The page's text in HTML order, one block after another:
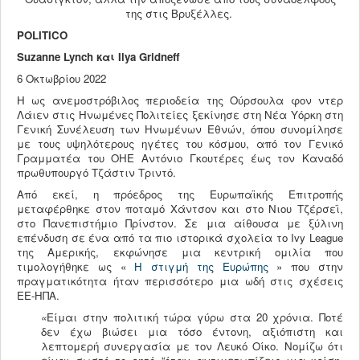
της στις Βρυξέλλες.
POLITICO
Suzanne Lynch και Ilya Gridneff
6 Οκτωβρίου 2022
Η ως ανεμοστρόβιλος περιοδεία της Ούρσουλα φον ντερ
Λάιεν στις Ηνωμένες Πολιτείες ξεκίνησε στη Νέα Υόρκη στη
Γενική Συνέλευση των Ηνωμένων Εθνών, όπου συνομίλησε
με τους υψηλότερους ηγέτες του κόσμου, από τον Γενικό
Γραμματέα του ΟΗΕ Αντόνιο Γκουτέρες έως τον Καναδό
πρωθυπουργό Τζάστιν Τριντό.
Από εκεί, η πρόεδρος της Ευρωπαϊκής Επιτροπής
μεταφέρθηκε στον ποταμό Χάντσον και στο Νιου Τζέρσεϊ,
στο Πανεπιστήμιο Πρίνστον. Σε μια αίθουσα με ξύλινη
επένδυση σε ένα από τα πιο ιστορικά σχολεία το Ivy League
της Αμερικής, εκφώνησε μια κεντρική ομιλία που
τιμολογήθηκε ως « Η στιγμή της Ευρώπης» που στην
πραγματικότητα ήταν περισσότερο μια ωδή στις σχέσεις
ΕΕ-ΗΠΑ.
«Είμαι στην πολιτική τώρα γύρω στα 20 χρόνια. Ποτέ
δεν έχω βιώσει μια τόσο έντονη, αξιόπιστη και
λεπτομερή συνεργασία με τον Λευκό Οίκο. Νομίζω ότι